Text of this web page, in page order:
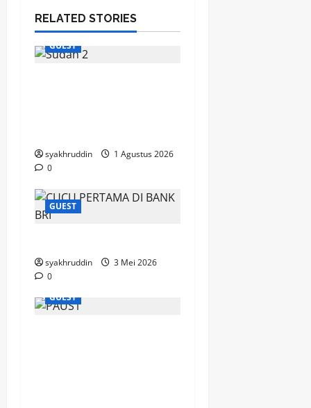
RELATED STORIES
GUEST
syakhruddin
1 Agustus 2026
0
GUEST
syakhruddin
3 Mei 2026
0
GUEST